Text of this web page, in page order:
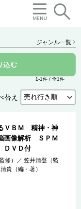
ジャンル一覧
1-1件 / 全1件
替え
ＶＢＭ 精神・神
画像解析 ＳＰＭ
ＤＶＤ付
修） ／笠井清登（監
貴（編・著）